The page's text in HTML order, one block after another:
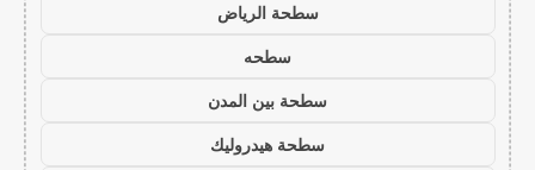
سطحة الرياض
سطحه
سطحة بين المدن
سطحة هيدروليك